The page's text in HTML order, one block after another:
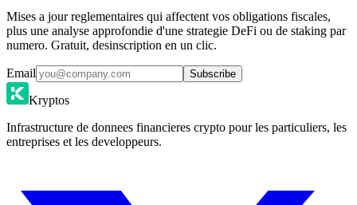
Mises a jour reglementaires qui affectent vos obligations fiscales,
plus une analyse approfondie d'une strategie DeFi ou de staking par
numero. Gratuit, desinscription en un clic.
Email Subscribe
Kryptos
Infrastructure de donnees financieres crypto pour les particuliers, les
entreprises et les developpeurs.